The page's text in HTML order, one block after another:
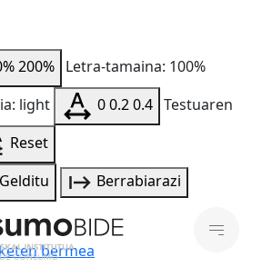
200% Letra-tamaina: 100%
light 00.20.4 Testuaren
Reset
Gelditu Berrabiarazi
bermea